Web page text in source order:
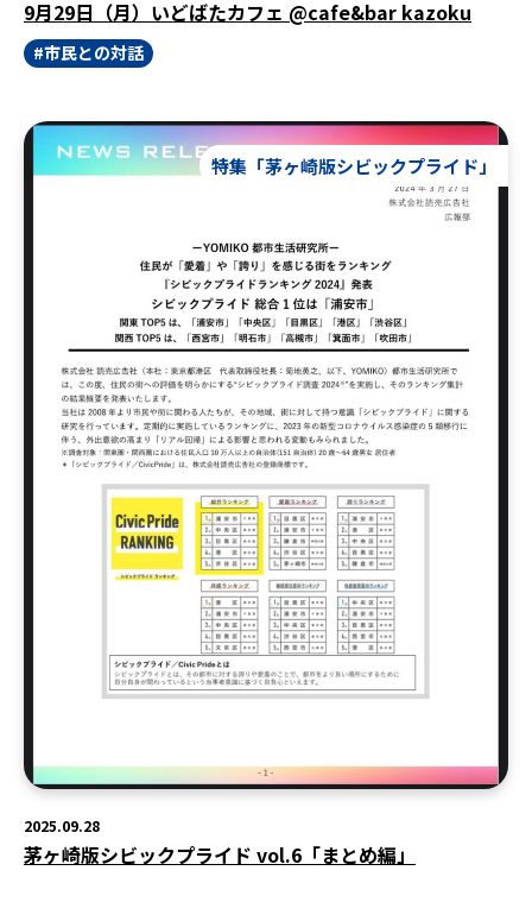
9月29日（月）いどばたカフェ @cafe&bar kazoku
市民との対話
特集「茅ヶ崎版シビックプライド」
2025.09.28
茅ヶ崎版シビックプライド vol.6「まとめ編」